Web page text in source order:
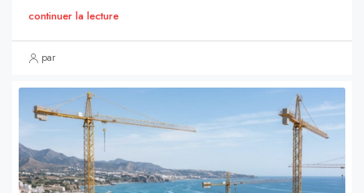
continuer la lecture
par